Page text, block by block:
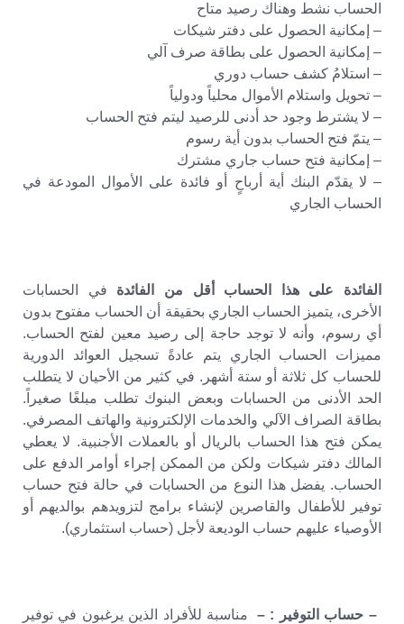
الحساب نشط وهناك رصيد متاح
– إمكانية الحصول على دفتر شيكات
– إمكانية الحصول على بطاقة صرف آلي
– استلامُ كشف حساب دوري
– تحويل واستلام الأموال محلياً ودولياً
– لا يشترط وجود حد أدنى للرصيد ليتم فتح الحساب
– يتمّ فتح الحساب بدون أية رسوم
– إمكانية فتح حساب جاري مشترك
– لا يقدّم البنك أية أرباحٍ أو فائدة على الأموال المودعة في
الحساب الجاري
الفائدة على هذا الحساب أقل من الفائدة في الحسابات
الأخرى، يتميز الحساب الجاري بحقيقة أن الحساب مفتوح بدون
أي رسوم، وأنه لا توجد حاجة إلى رصيد معين لفتح الحساب.
مميزات الحساب الجاري يتم عادةً تسجيل العوائد الدورية
للحساب كل ثلاثة أو ستة أشهر. في كثير من الأحيان لا يتطلب
الحد الأدنى من الحسابات وبعض البنوك تطلب مبلغًا صغيراً.
بطاقة الصراف الآلي والخدمات الإلكترونية والهاتف المصرفي.
يمكن فتح هذا الحساب بالريال أو بالعملات الأجنبية. لا يعطي
المالك دفتر شيكات ولكن من الممكن إجراء أوامر الدفع على
الحساب. يفضل هذا النوع من الحسابات في حالة فتح حساب
توفير للأطفال والقاصرين لإنشاء برامج لتزويدهم بوالديهم أو
الأوصياء عليهم حساب الوديعة لأجل (حساب استثماري).
– حساب التوفير : – مناسبة للأفراد الذين يرغبون في توفير